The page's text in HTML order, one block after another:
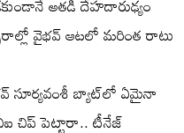
వైభవ్ ఆటలో మరింత రాటు
సూర్యవంశీ బ్యాట్‌లో ఏమైనా
చిప్ పెట్టారా.. టీనేజ్